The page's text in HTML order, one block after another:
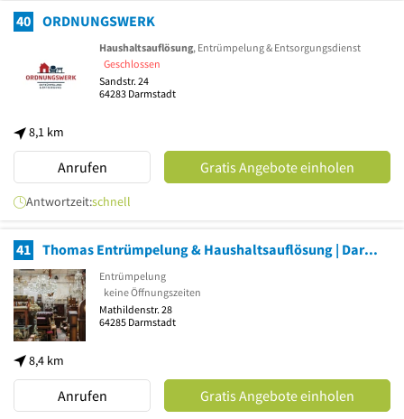
40 ORDNUNGSWERK
8,1 km
Haushaltsauflösung, Entrümpelung & Entsorgungsdienst
Geschlossen
Sandstr. 24
64283 Darmstadt
Anrufen Gratis Angebote einholen
Antwortzeit:schnell
41 Thomas Entrümpelung & Haushaltsauflösung | Darmstadt
8,4 km
Entrümpelung
keine Öffnungszeiten
Mathildenstr. 28
64285 Darmstadt
Anrufen Gratis Angebote einholen